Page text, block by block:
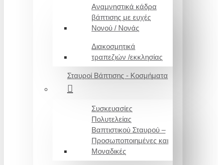
Αναμνηστικά κάδρα
βάπτισης με ευχές
Νονού / Νονάς
Διακοσμητικά
τραπεζιών /εκκλησίας
Σταυροί Βάπτισης - Κοσμήματα
Συσκευασίες
Πολυτελείας
Βαπτιστικού Σταυρού –
Προσωποποιημένες και
Μοναδικές